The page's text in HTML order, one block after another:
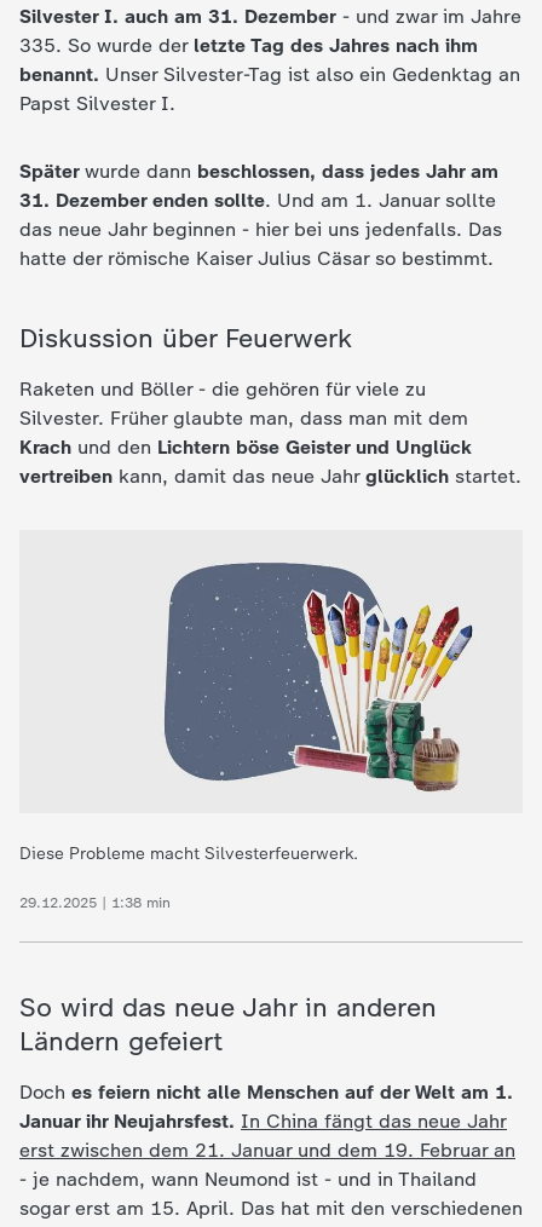
e
d
e
Silvester I. auch am 31. Dezember - und zwar im Jahre
335. So wurde der letzte Tag des Jahres nach ihm
benannt. Unser Silvester-Tag ist also ein Gedenktag an
Papst Silvester I.
Später wurde dann beschlossen, dass jedes Jahr am
31. Dezember enden sollte. Und am 1. Januar sollte
das neue Jahr beginnen - hier bei uns jedenfalls. Das
hatte der römische Kaiser Julius Cäsar so bestimmt.
Diskussion über Feuerwerk
Raketen und Böller - die gehören für viele zu
Silvester. Früher glaubte man, dass man mit dem
Krach und den Lichtern böse Geister und Unglück
vertreiben kann, damit das neue Jahr glücklich startet.
Diese Probleme macht Silvesterfeuerwerk.
29.12.2025 | 1:38 min
So wird das neue Jahr in anderen
Ländern gefeiert
Doch es feiern nicht alle Menschen auf der Welt am 1.
Januar ihr Neujahrsfest. In China fängt das neue Jahr
erst zwischen dem 21. Januar und dem 19. Februar an
- je nachdem, wann Neumond ist - und in Thailand
sogar erst am 15. April. Das hat mit den verschiedenen